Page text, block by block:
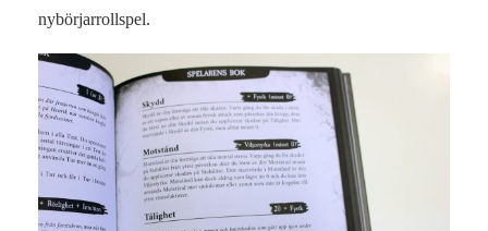
nybörjarrollspel.